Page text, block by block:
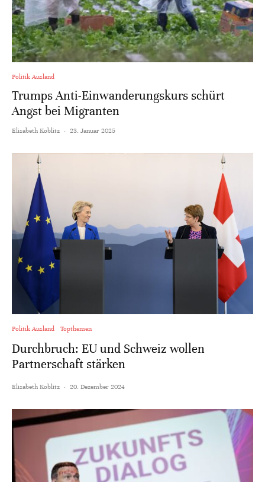
Politik Ausland
Trumps Anti-Einwanderungskurs schürt
Angst bei Migranten
Elisabeth Koblitz · 23. Januar 2025
Politik Ausland Topthemen
Durchbruch: EU und Schweiz wollen
Partnerschaft stärken
Elisabeth Koblitz · 20. Dezember 2024